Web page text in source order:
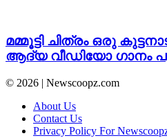
മമ്മൂട്ടി ചിത്രം ഒരു
ആദ്യ വീഡിയോ ഗാനം
© 2026 | Newscoopz.com
About Us
Contact Us
Privacy Policy For